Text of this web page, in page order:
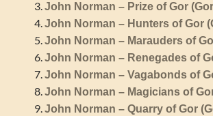
John Norman – Prize of Gor
John Norman – Hunters of Gor
John Norman – Marauders of
John Norman – Renegades of
John Norman – Vagabonds of
John Norman – Magicians of
John Norman – Quarry of Gor